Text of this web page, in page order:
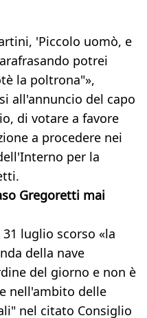
'Piccolo uomò, e
potrei
la poltrona"»,
all'annuncio del capo
di votare a favore
a procedere nei
per la
Gregoretti mai
luglio scorso «la
della nave
del giorno e non è
nell'ambito delle
nel citato Consiglio